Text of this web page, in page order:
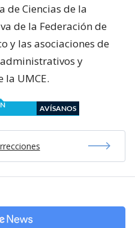
Ciencias de la
de la Federación de
y las asociaciones de
y
la UMCE.
AVÍSANOS